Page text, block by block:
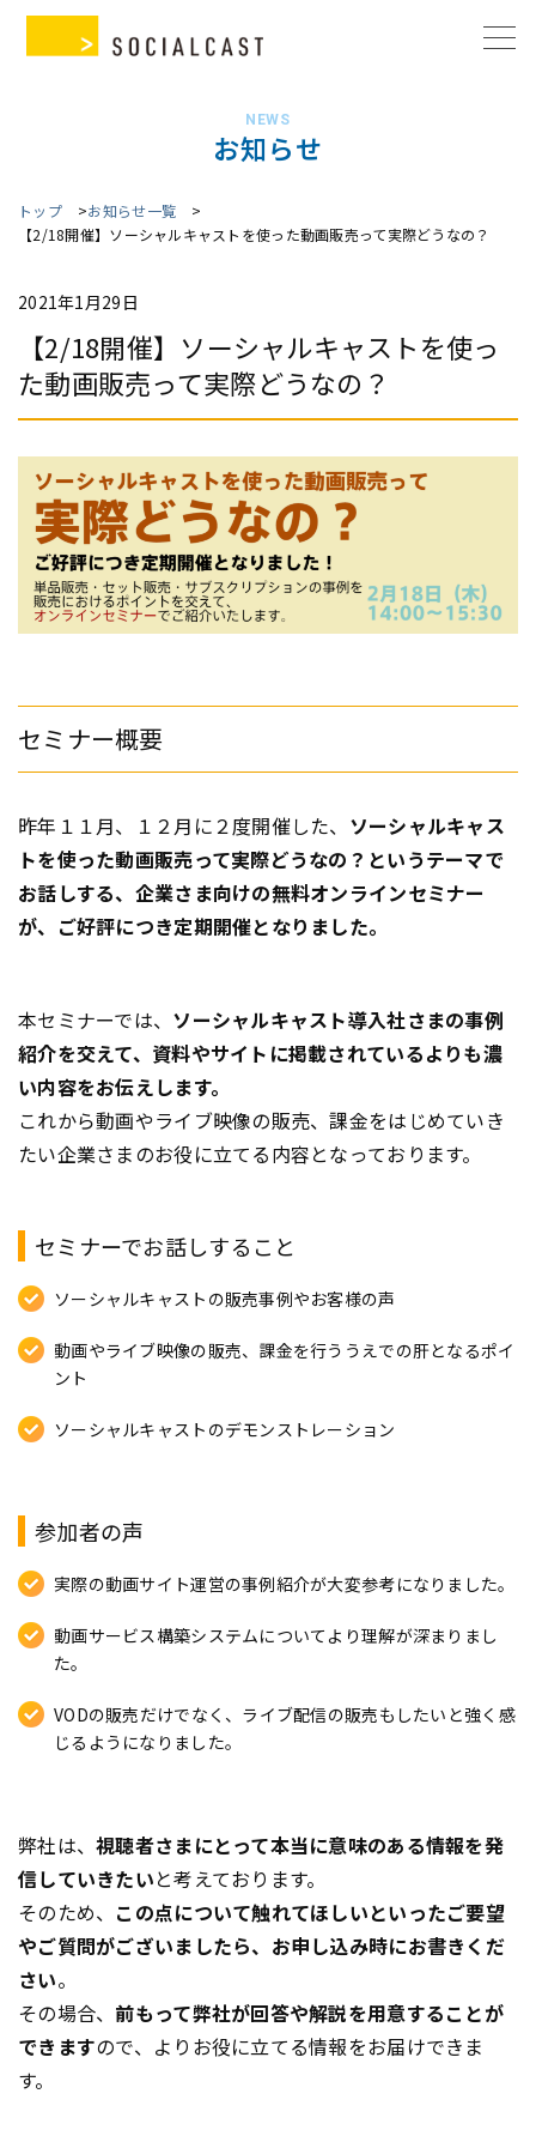
お知らせ
NEWS
トップ
お知らせ一覧
【2/18開催】ソーシャルキャストを使った動画販売って実際どうなの？
2021年1月29日
【2/18開催】ソーシャルキャストを使っ
た動画販売って実際どうなの？
セミナー概要
昨年１１月、１２月に２度開催した、 ソーシャルキャス
トを使った動画販売って実際どうなの？というテーマで
お話しする、企業さま向けの無料オンラインセミナー
が、ご好評につき定期開催となりました。
本セミナーでは、 ソーシャルキャスト導入社さまの事例
紹介を交えて、資料やサイトに掲載されているよりも濃
い内容をお伝えします。
これから動画やライブ映像の販売、課金をはじめていき
たい企業さまのお役に立てる内容となっております。
セミナーでお話しすること
ソーシャルキャストの販売事例やお客様の声
動画やライブ映像の販売、課金を行ううえでの肝となるポイ
ント
ソーシャルキャストのデモンストレーション
参加者の声
実際の動画サイト運営の事例紹介が大変参考になりました。
動画サービス構築システムについてより理解が深まりまし
た。
VODの販売だけでなく、ライブ配信の販売もしたいと強く感
じるようになりました。
弊社は、視聴者さまにとって本当に意味のある情報を発
信していきたいと考えております。
そのため、 この点について触れてほしいといったご要望
やご質問がございましたら、お申し込み時にお書きくだ
さい。
その場合、 前もって弊社が回答や解説を用意することが
できますので、よりお役に立てる情報をお届けできま
す。